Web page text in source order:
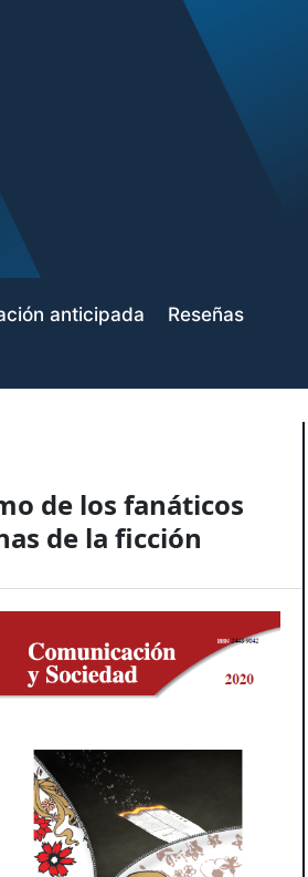
anticipada Reseñas
de los fanáticos
de la ficción